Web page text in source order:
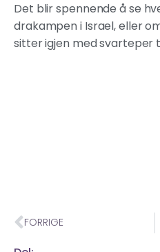
Det blir spennende å se
drakampen i Israel, eller
sitter igjen med svarteper
FORRIGE